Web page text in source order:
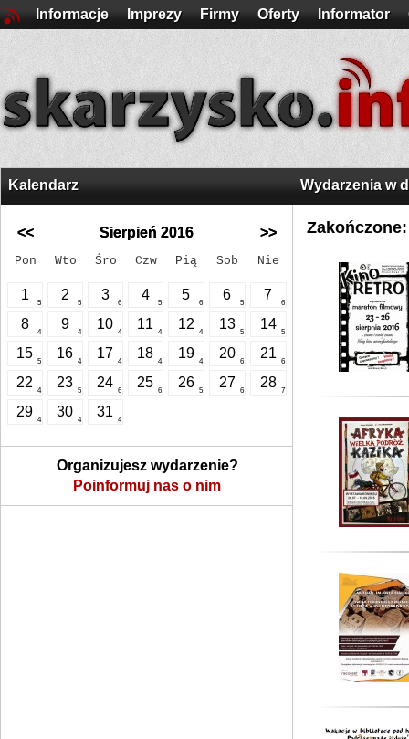
Informacje Imprezy Firmy Oferty Informator
Kalendarz
<< Sierpień 2016 >>
Pon Wto Śro Czw Pią Sob Nie
1
5
2
5
3
6
4
5
5
6
6
5
7
6
8
4
9
4
10
4
11
4
12
4
13
5
14
5
15
5
16
4
17
4
18
4
19
4
20
6
21
6
22
4
23
5
24
6
25
6
26
5
27
6
28
7
29
4
30
4
31
4
Organizujesz wydarzenie?
Poinformuj nas o nim
Wydarzenia w
Zakończone: